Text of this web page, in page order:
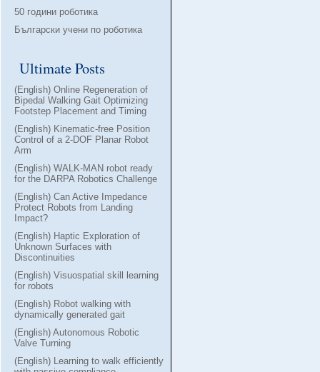
50 години роботика
Български учени по роботика
Ultimate Posts
(English) Online Regeneration of
Bipedal Walking Gait Optimizing
Footstep Placement and Timing
(English) Kinematic-free Position
Control of a 2-DOF Planar Robot
Arm
(English) WALK-MAN robot ready
for the DARPA Robotics Challenge
(English) Can Active Impedance
Protect Robots from Landing
Impact?
(English) Haptic Exploration of
Unknown Surfaces with
Discontinuities
(English) Visuospatial skill learning
for robots
(English) Robot walking with
dynamically generated gait
(English) Autonomous Robotic
Valve Turning
(English) Learning to walk efficiently